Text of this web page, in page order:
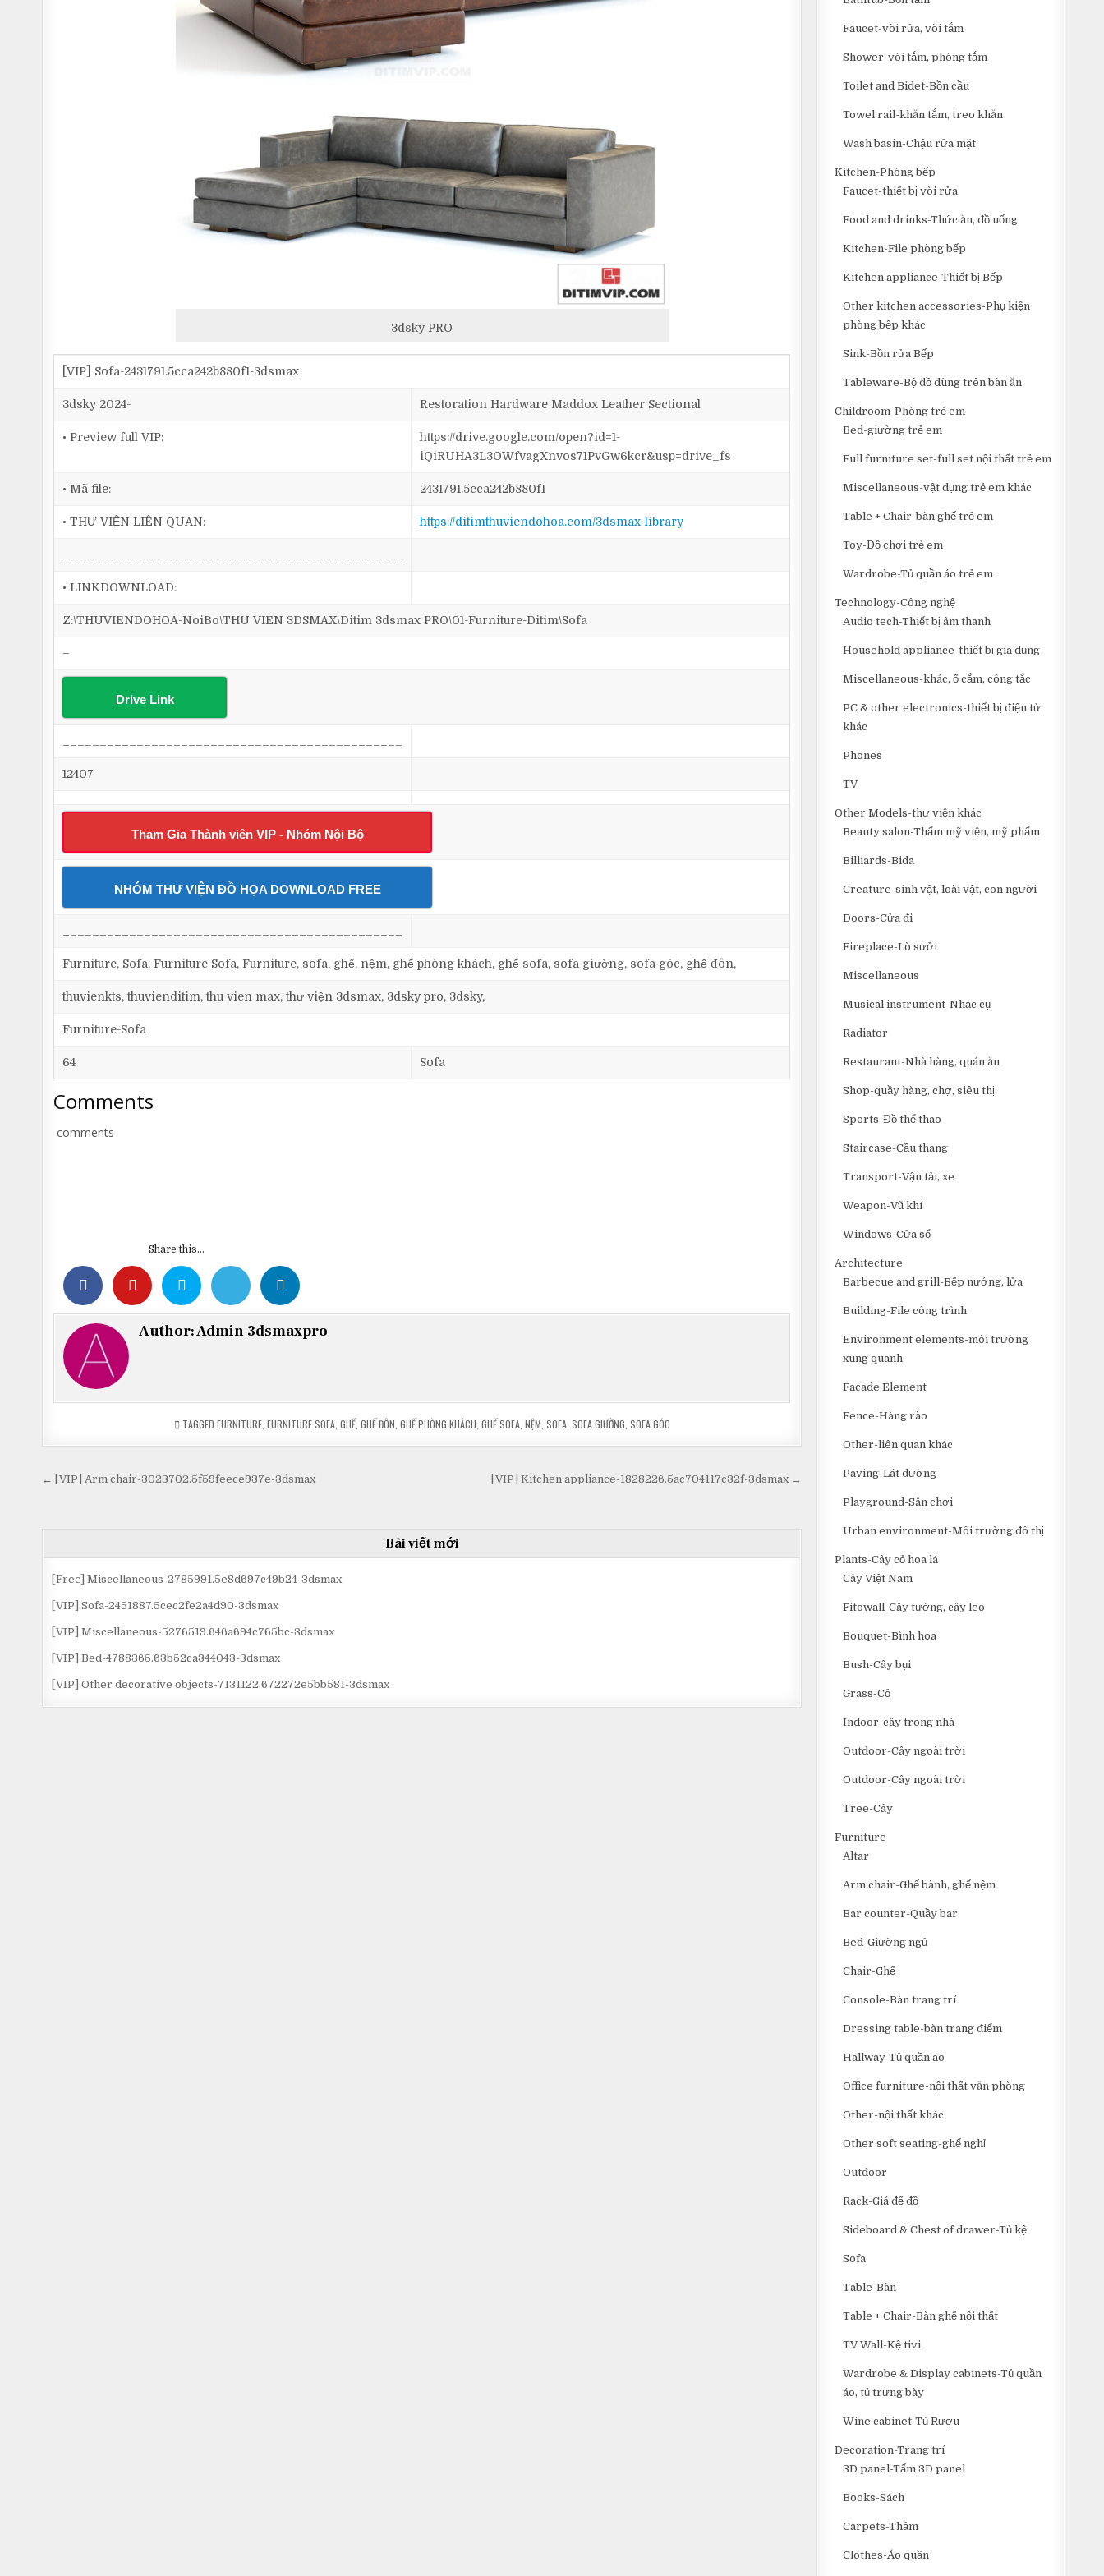
3dsky PRO
[VIP] Sofa-2431791.5cca242b880f1-3dsmax
3dsky 2024- Restoration Hardware Maddox Leather Sectional
• Preview full VIP:
https://drive.google.com/open?id=1-
iQiRUHA3L3OWfvagXnvos71PvGw6kcr&usp=drive_fs
• Mã file: 2431791.5cca242b880f1
• THƯ VIỆN LIÊN QUAN: https://ditimthuviendohoa.com/3dsmax-library
• LINKDOWNLOAD:
Z:\THUVIENDOHOA-NoiBo\THU VIEN 3DSMAX\Ditim 3dsmax PRO\01-Furniture-Ditim\Sofa
–
Drive Link
12407
Tham Gia Thành viên VIP - Nhóm Nội Bộ
NHÓM THƯ VIỆN ĐỒ HỌA DOWNLOAD FREE
Furniture, Sofa, Furniture Sofa, Furniture, sofa, ghế, nệm, ghế phòng khách, ghế sofa, sofa giường, sofa góc, ghế đôn,
thuvienkts, thuvienditim, thu vien max, thư viện 3dsmax, 3dsky pro, 3dsky,
Furniture-Sofa
64 Sofa
Comments
comments
Share this...
Author:Admin 3dsmaxpro
TAGGED FURNITURE, FURNITURE SOFA, GHẾ, GHẾ ĐÔN GHẾ PHÒNG KHÁCH GHẾ SOFA, NỆM SOFA, SOFA GIƯỜNG SOFA GÓC
Điều
bài
viết
[VIP] Kitchen appliance-1828226.5ac704117c32f-3dsmax →
← [VIP] Arm chair-3023702.5f59feece937e-3dsmax
Bài viết mới
[Free] Miscellaneous-2785991.5e8d697c49b24-3dsmax
[VIP] Sofa-2451887.5cec2fe2a4d90-3dsmax
[VIP] Miscellaneous-5276519.646a694c765bc-3dsmax
[VIP] Bed-4788365.63b52ca344043-3dsmax
[VIP] Other decorative objects-7131122.672272e5bb581-3dsmax
Faucet-vòi rửa, vòi tắm
Shower-vòi tắm, phòng tắm
Toilet and Bidet-Bồn cầu
Towel rail-khăn tắm, treo khăn
Wash basin-Chậu rửa mặt
Kitchen-Phòng bếp
Faucet-thiết bị vòi rửa
Food and drinks-Thức ăn, đồ uống
Kitchen-File phòng bếp
Kitchen appliance-Thiết bị Bếp
Other kitchen accessories-Phụ kiện
phòng bếp khác
Sink-Bồn rửa Bếp
Tableware-Bộ đồ dùng trên bàn ăn
Childroom-Phòng trẻ em
Bed-giường trẻ em
Full furniture set-full set nội thất trẻ em
Miscellaneous-vật dụng trẻ em khác
Table + Chair-bàn ghế trẻ em
Toy-Đồ chơi trẻ em
Wardrobe-Tủ quần áo trẻ em
Technology-Công nghệ
Audio tech-Thiết bị âm thanh
Household appliance-thiết bị gia dụng
Miscellaneous-khác, ổ cắm, công tắc
PC & other electronics-thiết bị điện tử
khác
Phones
TV
Other Models-thư viện khác
Beauty salon-Thẩm mỹ viện, mỹ phẩm
Billiards-Bida
Creature-sinh vật, loài vật, con người
Doors-Cửa đi
Fireplace-Lò sưởi
Miscellaneous
Musical instrument-Nhạc cụ
Radiator
Restaurant-Nhà hàng, quán ăn
Shop-quầy hàng, chợ, siêu thị
Sports-Đồ thể thao
Staircase-Cầu thang
Transport-Vận tải, xe
Weapon-Vũ khí
Windows-Cửa sổ
Architecture
Barbecue and grill-Bếp nướng, lửa
Building-File công trình
Environment elements-môi trường
xung quanh
Facade Element
Fence-Hàng rào
Other-liên quan khác
Paving-Lát đường
Playground-Sân chơi
Urban environment-Môi trường đô thị
Plants-Cây cỏ hoa lá
Cây Việt Nam
Fitowall-Cây tường, cây leo
Bouquet-Bình hoa
Bush-Cây bụi
Grass-Cỏ
Indoor-cây trong nhà
Outdoor-Cây ngoài trời
Outdoor-Cây ngoài trời
Tree-Cây
Furniture
Altar
Arm chair-Ghế bành, ghế nệm
Bar counter-Quầy bar
Bed-Giường ngủ
Chair-Ghế
Console-Bàn trang trí
Dressing table-bàn trang điểm
Hallway-Tủ quần áo
Office furniture-nội thất văn phòng
Other-nội thất khác
Other soft seating-ghế nghỉ
Outdoor
Rack-Giá để đồ
Sideboard & Chest of drawer-Tủ kệ
Sofa
Table-Bàn
Table + Chair-Bàn ghế nội thất
TV Wall-Kệ tivi
Wardrobe & Display cabinets-Tủ quần
áo, tủ trưng bày
Wine cabinet-Tủ Rượu
Decoration-Trang trí
3D panel-Tấm 3D panel
Books-Sách
Carpets-Thảm
Clothes-Áo quần